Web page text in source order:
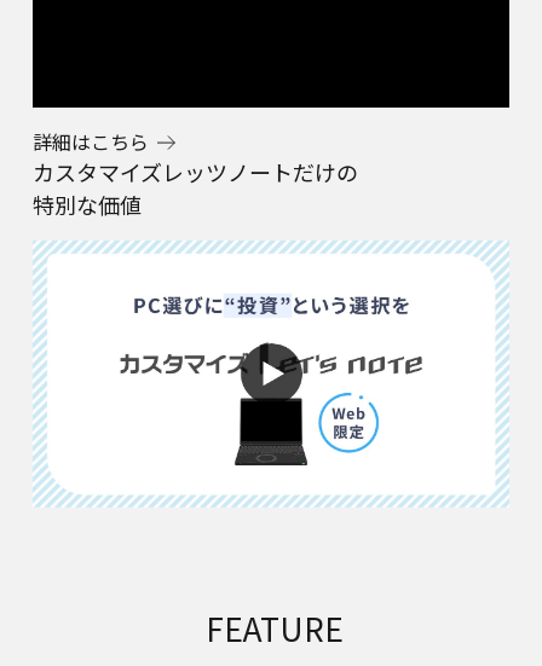
詳細はこちら
カスタマイズレッツノートだけの
特別な価値
FEATURE